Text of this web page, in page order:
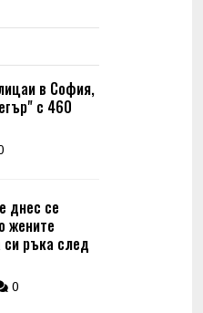
в София,
с 460
днес се
жените
ръка след
0